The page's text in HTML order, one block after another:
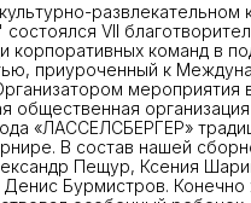
развлекательном
VII
корпоративных команд в
приуроченный к
мероприятия
общественная
«ЛАССЕЛСБЕРГЕР»
В состав нашей
Пещур, Ксения
Денис Бурмистров.